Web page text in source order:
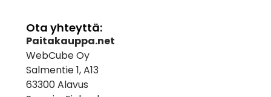
Ota yhteyttä:
Paitakauppa.net
WebCube Oy
Salmentie 1, A13
63300 Alavus